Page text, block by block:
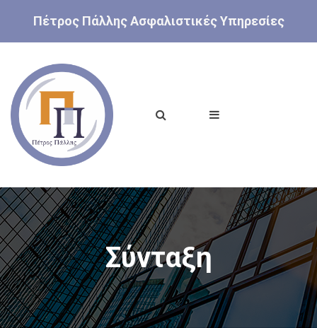
Πέτρος Πάλλης Ασφαλιστικές Υπηρεσίες
Σύνταξη